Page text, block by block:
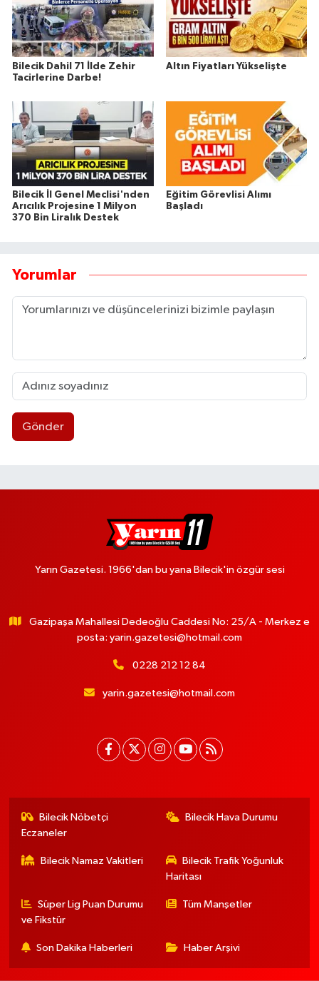
Bilecik Dahil 71 İlde Zehir
Tacirlerine Darbe!
Altın Fiyatları Yükselişte
Bilecik İl Genel Meclisi'nden
Arıcılık Projesine 1 Milyon
370 Bin Liralık Destek
Eğitim Görevlisi Alımı
Başladı
Yorumlar
Gönder
Yarın Gazetesi. 1966'dan bu yana Bilecik'in özgür sesi
Gazipaşa Mahallesi Dedeoğlu Caddesi No: 25/A - Merkez e
posta: yarin.gazetesi@hotmail.com
0228 212 12 84
yarin.gazetesi@hotmail.com
Bilecik Nöbetçi
Eczaneler
Bilecik Hava Durumu
Bilecik Namaz Vakitleri
Bilecik Trafik Yoğunluk
Haritası
Süper Lig Puan Durumu
ve Fikstür
Tüm Manşetler
Son Dakika Haberleri Haber Arşivi